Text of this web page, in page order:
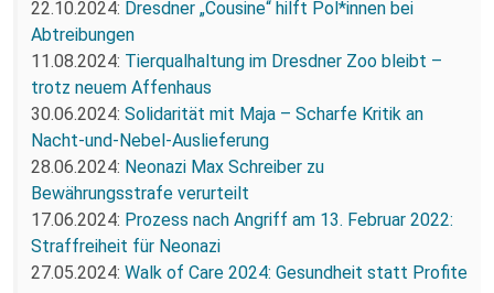
22.10.2024: Dresdner „Cousine“ hilft Pol*innen bei
Abtreibungen
11.08.2024: Tierqualhaltung im Dresdner Zoo bleibt –
trotz neuem Affenhaus
30.06.2024: Solidarität mit Maja – Scharfe Kritik an
Nacht-und-Nebel-Auslieferung
28.06.2024: Neonazi Max Schreiber zu
Bewährungsstrafe verurteilt
17.06.2024: Prozess nach Angriff am 13. Februar 2022:
Straffreiheit für Neonazi
27.05.2024: Walk of Care 2024: Gesundheit statt Profite